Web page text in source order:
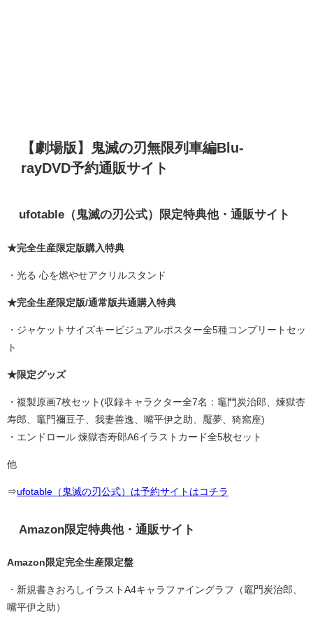
【劇場版】鬼滅の刃無限列車編Blu-
rayDVD予約通販サイト
ufotable（鬼滅の刃公式）限定特典他・通販サイト
★完全生産限定版購入特典
・光る 心を燃やせアクリルスタンド
★完全生産限定版/通常版共通購入特典
・ジャケットサイズキービジュアルポスター全5種コンプリートセッ
ト
★限定グッズ
・複製原画7枚セット(収録キャラクター全7名：竈門炭治郎、煉獄杏
寿郎、竈門禰豆子、我妻善逸、嘴平伊之助、魘夢、猗窩座)
・エンドロール 煉獄杏寿郎A6イラストカード全5枚セット
他
⇒ufotable（鬼滅の刃公式）は予約サイトはコチラ
Amazon限定特典他・通販サイト
Amazon限定完全生産限定盤
・新規書きおろしイラストA4キャラファイングラフ（竈門炭治郎、
嘴平伊之助）